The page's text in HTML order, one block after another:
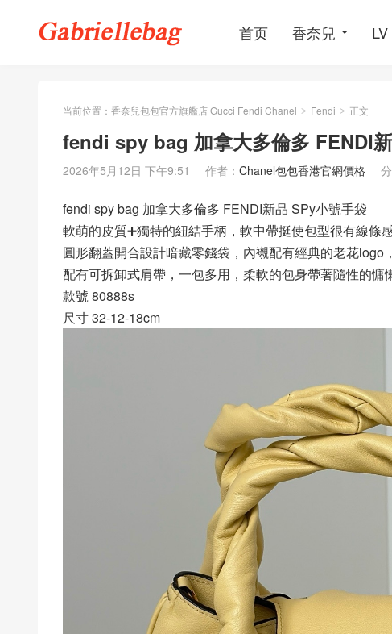
首页 香奈兒 LV
当前位置： 香奈兒包包官方旗艦店 Gucci Fendi Chanel > Fendi > 正文
fendi spy bag 加拿大多倫多 FENDI
2026年5月12日 下午9:51 作者： Chanel包包香港官網價格
fendi spy bag 加拿大多倫多 FENDI新品 SPy小號手袋
軟萌的皮質➕獨特的紐結手柄，軟中帶挺使包型很有線條
圓形翻蓋開合設計暗藏零錢袋，內襯配有經典的老花logo，
配有可拆卸式肩帶，一包多用，柔軟的包身帶著隨性的慵
款號 80888s
尺寸 32-12-18cm